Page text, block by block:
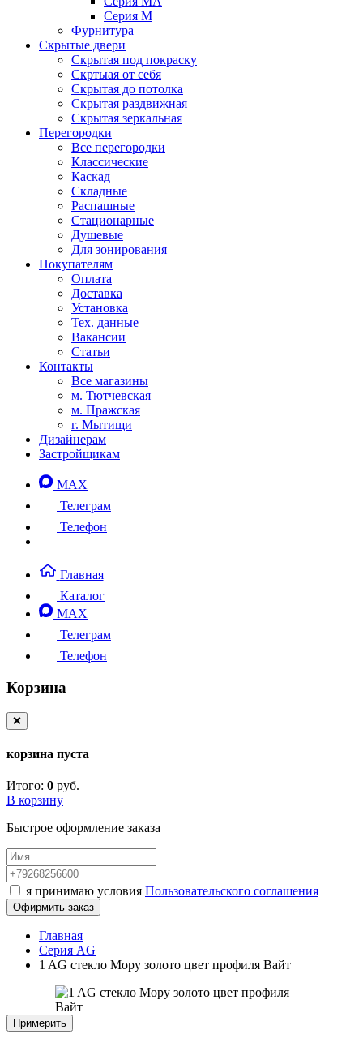
Серия M
Фурнитура
Скрытые двери
Скрытая под покраску
Скртыая от себя
Скрытая до потолка
Скрытая раздвижная
Скрытая зеркальная
Перегородки
Все перегородки
Классические
Каскад
Складные
Распашные
Стационарные
Душевые
Для зонирования
Покупателям
Оплата
Доставка
Установка
Тех. данные
Вакансии
Статьи
Контакты
Все магазины
м. Тютчевская
м. Пражская
г. Мытищи
Дизайнерам
Застройщикам
MAX
Телеграм
Телефон
Главная
Каталог
MAX
Телеграм
Телефон
Корзина
❌
корзина пуста
Итого: 0 руб.
В корзину
Быстрое оформление заказа
я принимаю условия Пользовательского соглашения
Офирмить заказ
Главная
Серия AG
1 AG стекло Мору золото цвет профиля Вайт
Примерить